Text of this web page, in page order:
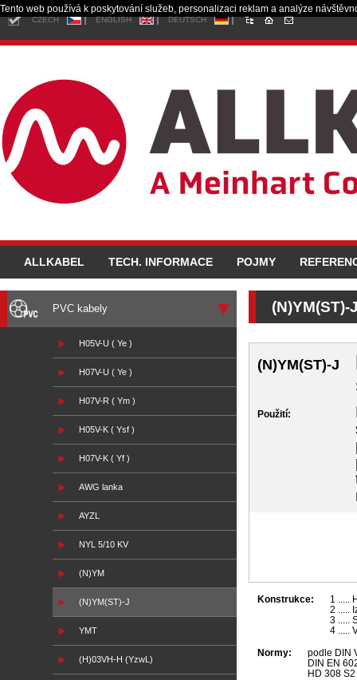
CZECH ENGLISH DEUTSCH
ALLKABEL TECH. INFORMACE POJMY
PVC kabely
H05V-U ( Ye )
H07V-U ( Ye )
H07V-R ( Ym )
H05V-K ( Ysf )
H07V-K ( Yf )
AWG lanka
AYZL
NYL 5/10 KV
(N)YM
(N)YM(ST)-J
YMT
(H)03VH-H (YzwL)
(N)YM(ST)-
(N)YM(ST)-J
Použití:
Konstrukce:
1 .....
2 .....
3 .....
4 .....
Normy:
podle DIN
DIN EN
HD 308
Tento web používá k poskytování služeb, personalizaci reklam a analýze